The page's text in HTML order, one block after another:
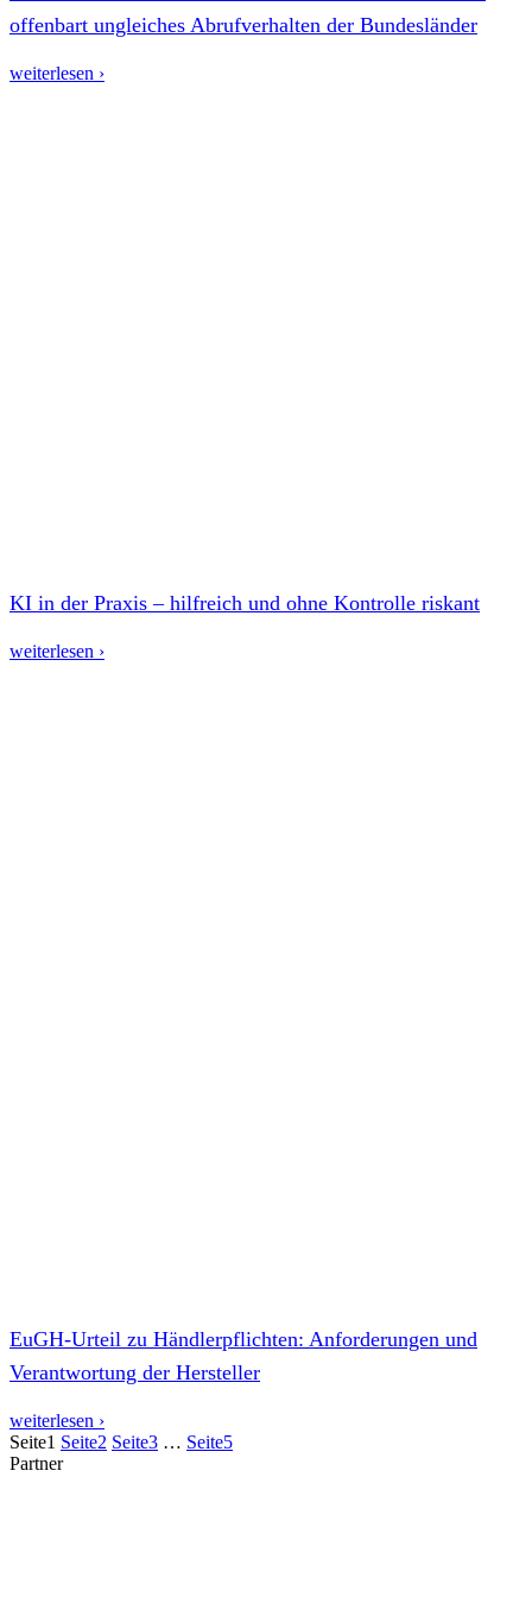
offenbart ungleiches Abrufverhalten der Bundesländer
weiterlesen ›
KI in der Praxis – hilfreich und ohne Kontrolle riskant
weiterlesen ›
EuGH-Urteil zu Händlerpflichten: Anforderungen und
Verantwortung der Hersteller
weiterlesen ›
Seite1 Seite2 Seite3 … Seite5
Partner